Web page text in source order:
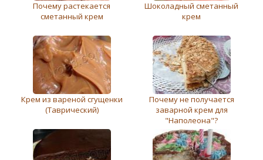
Почему растекается
сметанный крем
Шоколадный сметанный
крем
Крем из вареной сгущенки
(Таврический)
Почему не получается
заварной крем для
"Наполеона"?